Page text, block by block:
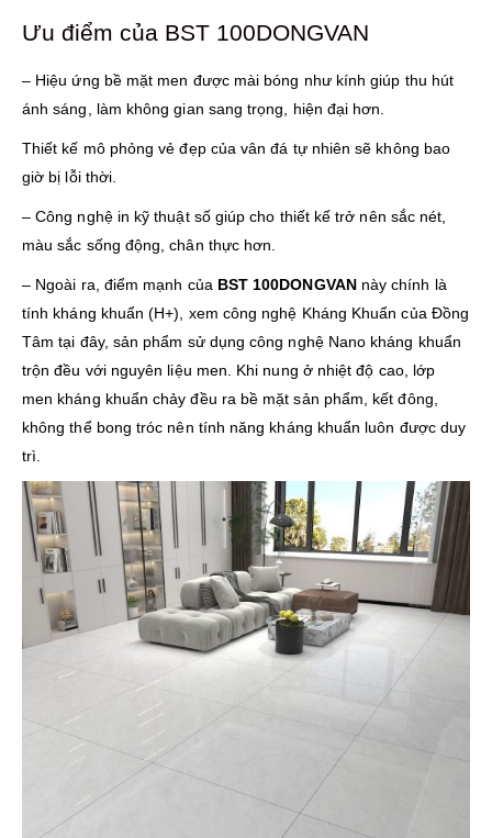
Ưu điểm của BST 100DONGVAN
– Hiệu ứng bề mặt men được mài bóng như kính giúp thu hút
ánh sáng, làm không gian sang trọng, hiện đại hơn.
Thiết kế mô phỏng vẻ đẹp của vân đá tự nhiên sẽ không bao
giờ bị lỗi thời.
– Công nghệ in kỹ thuật số giúp cho thiết kế trở nên sắc nét,
màu sắc sống động, chân thực hơn.
– Ngoài ra, điểm mạnh của BST 100DONGVAN này chính là
tính kháng khuẩn (H+), xem công nghệ Kháng Khuẩn của Đồng
Tâm tại đây, sản phẩm sử dụng công nghệ Nano kháng khuẩn
trộn đều với nguyên liệu men. Khi nung ở nhiệt độ cao, lớp
men kháng khuẩn chảy đều ra bề mặt sản phẩm, kết đông,
không thể bong tróc nên tính năng kháng khuẩn luôn được duy
trì.